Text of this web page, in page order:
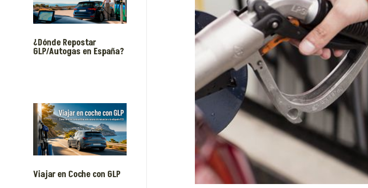
¿Dónde Repostar
GLP/Autogas en España?
Viajar en Coche con GLP